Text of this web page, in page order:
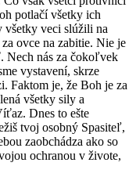
potlačí všetky ich
všetky veci slúžili na
ovce na zabitie. Nie je
Nech nás za čokoľvek
vystavení, skrze
Faktom je, že Boh je za
všetky sily a
Dnes to ešte
tvoj osobný Spasiteľ,
zaobchádza ako so
ochranou v živote,